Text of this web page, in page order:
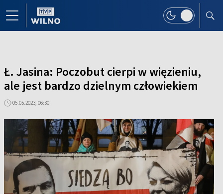
Ł. Jasina: Poczobut cierpi w więzieniu,
ale jest bardzo dzielnym człowiekiem
05.05.2023, 06:30